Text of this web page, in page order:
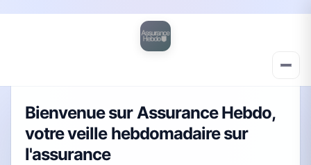
Bienvenue sur Assurance Hebdo,
votre veille hebdomadaire sur
l'assurance